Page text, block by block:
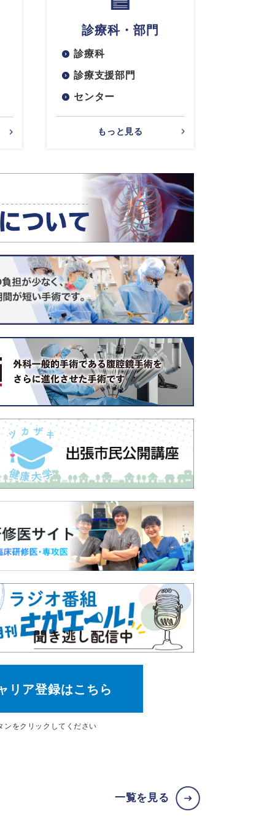
診療科・部門
診療科
診療支援部門
センター
もっと見る
リア登録はこちら
ン をクリックしてください
一覧を見る